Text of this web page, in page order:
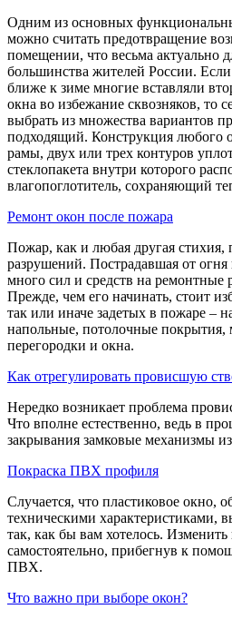
Одним из основных
можно считать предотвращение
помещении, что весьма актуально
большинства жителей России.
ближе к зиме многие вставляли
окна во избежание сквозняков, то
выбрать из множества вариантов
подходящий. Конструкция любого
рамы, двух или трех контуров
стеклопакета внутри которого
влагопоглотитель, сохраняющий
Ремонт окон после пожара
Пожар, как и любая другая стихия,
разрушений. Пострадавшая от огня
много сил и средств на ремонтные
Прежде, чем его начинать, стоит
так или иначе задетых в пожаре –
напольные, потолочные
перегородки и окна.
Как отрегулировать провисшую
Нередко возникает проблема
Что вполне естественно, ведь в
закрывания замковые механизмы
Покраска ПВХ профиля
Случается, что пластиковое окно,
техническими характеристиками,
так, как бы вам хотелось.
самостоятельно, прибегнув к
ПВХ.
Что важно при выборе окон?